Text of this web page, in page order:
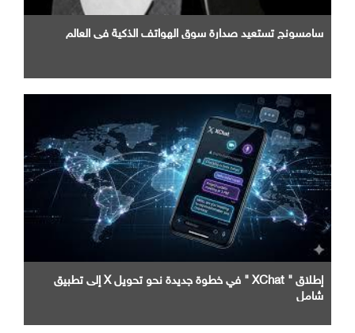
سامسونج تستعيد صدارة سوق الهواتف الذكية في العالم
إطلاق " XChat " في خطوة جديدة نحو تحويل X إلى تطبيق
شامل